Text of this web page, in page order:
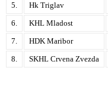
5.
Hk Triglav
6.
KHL Mladost
7.
HDK Maribor
8.
SKHL Crvena Zvezda